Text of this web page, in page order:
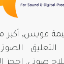
فويس, أكبر
التعليق